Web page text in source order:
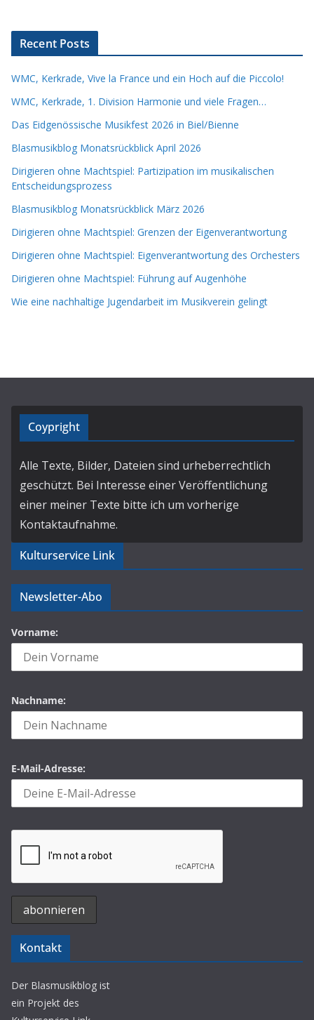
Recent Posts
WMC, Kerkrade, Vive la France und ein Hoch auf die Piccolo!
WMC, Kerkrade, 1. Division Harmonie und viele Fragen…
Das Eidgenössische Musikfest 2026 in Biel/Bienne
Blasmusikblog Monatsrückblick April 2026
Dirigieren ohne Machtspiel: Partizipation im musikalischen
Entscheidungsprozess
Blasmusikblog Monatsrückblick März 2026
Dirigieren ohne Machtspiel: Grenzen der Eigenverantwortung
Dirigieren ohne Machtspiel: Eigenverantwortung des Orchesters
Dirigieren ohne Machtspiel: Führung auf Augenhöhe
Wie eine nachhaltige Jugendarbeit im Musikverein gelingt
Coypright
Alle Texte, Bilder, Dateien sind urheberrechtlich
geschützt. Bei Interesse einer Veröffentlichung
einer meiner Texte bitte ich um vorherige
Kontaktaufnahme.
Kulturservice Link
Newsletter-Abo
Vorname:
Nachname:
E-Mail-Adresse:
Kontakt
Der Blasmusikblog ist
ein Projekt des